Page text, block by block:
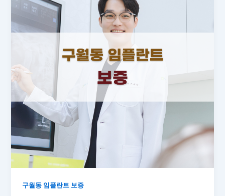
구월동 임플란트 보증